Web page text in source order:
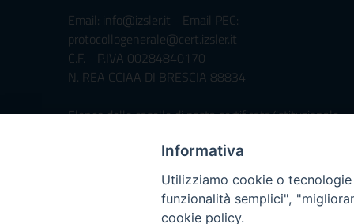
Email: info@izsler.it - Email PEC:
protocollogenerale@cert.izsler.it
C.F. - P.IVA 00284840170
N. REA CCIAA DI BRESCIA 88834
Elenco delle caselle di posta certificata/istituzionale
Servizio di Foresteria »
Iscrivimi Alla Newsletter
Informativa
Utilizziamo cookie o
funzionalità semplici",
cookie policy.